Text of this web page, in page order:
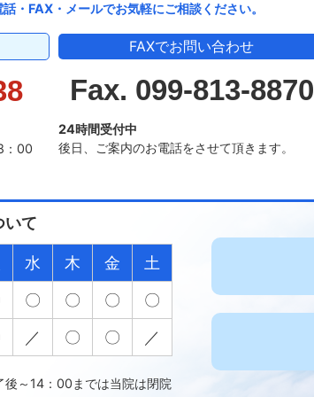
話・FAX・メールでお気軽にご相談ください。
：00
FAXでお問い合わせ
Fax. 099-813-8870
24時間受付中
後日、ご案内のお電話をさせて頂きます。
いて
水 木 金
土
〇 〇 〇
〇
／ 〇 〇 ／
～14：00までは当院は閉院